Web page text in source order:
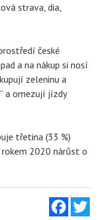
strava, dia,
české
a na nákup si nosí
zeleninu a
a omezují jízdy
třetina (33 %)
2020 nárůst o